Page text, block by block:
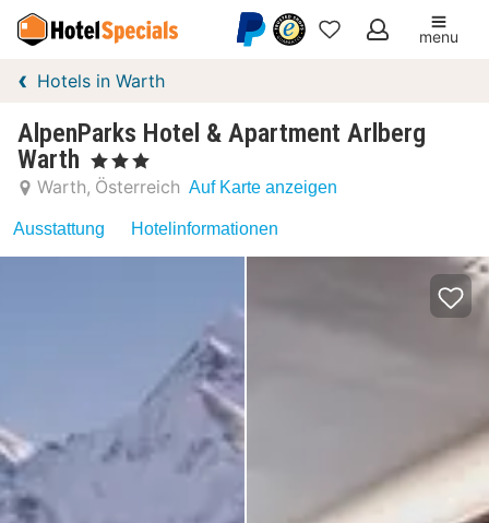
Meine
menu
Hotels in Warth
AlpenParks Hotel & Apartment Arlberg
Warth
, 3 Sterne
Warth Österreich Auf Karte anzeigen
Ausstattung Hotelinformationen